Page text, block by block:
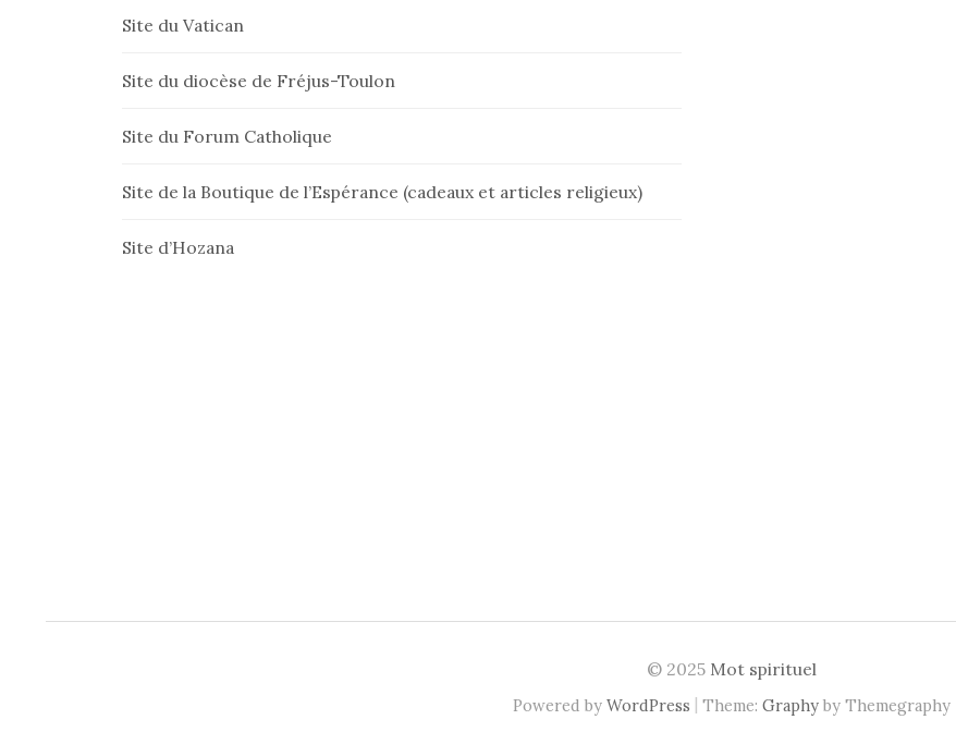
Site du Vatican
Site du diocèse de Fréjus-Toulon
Site du Forum Catholique
Site de la Boutique de l’Espérance (cadeaux et articles religieux)
Site d’Hozana
© 2025 Mot spirituel
Powered by WordPress | Theme: Graphy by Themegraphy